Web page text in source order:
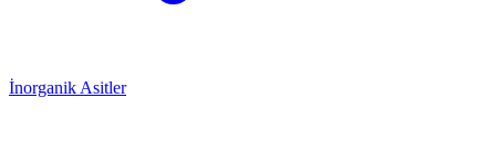
İnorganik Asitler